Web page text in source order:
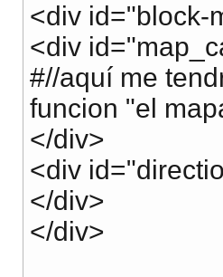
<div id="block-
<div
#//aquí me
funcion "el
</div>
<div
</div>
</div>